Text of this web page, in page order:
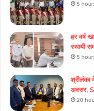
5
हर वर्ष
स्थायी
5
श्रीलंका
अवसर,
20